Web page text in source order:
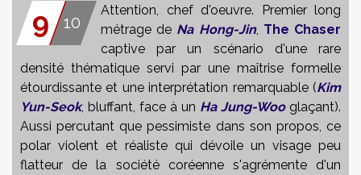
9 10
Attention, chef d'oeuvre. Premier long
métrage de Na Hong-Jin, The Chaser
captive par un scénario d'une rare
densité thématique servi par une maîtrise formelle
étourdissante et une interprétation remarquable (Kim
Yun-Seok, bluffant, face à un Ha Jung-Wooglaçant).
Aussi percutant que pessimiste dans son propos, ce
polar violent et réaliste qui dévoile un visage peu
flatteur de la société coréenne s'agrémente d'un